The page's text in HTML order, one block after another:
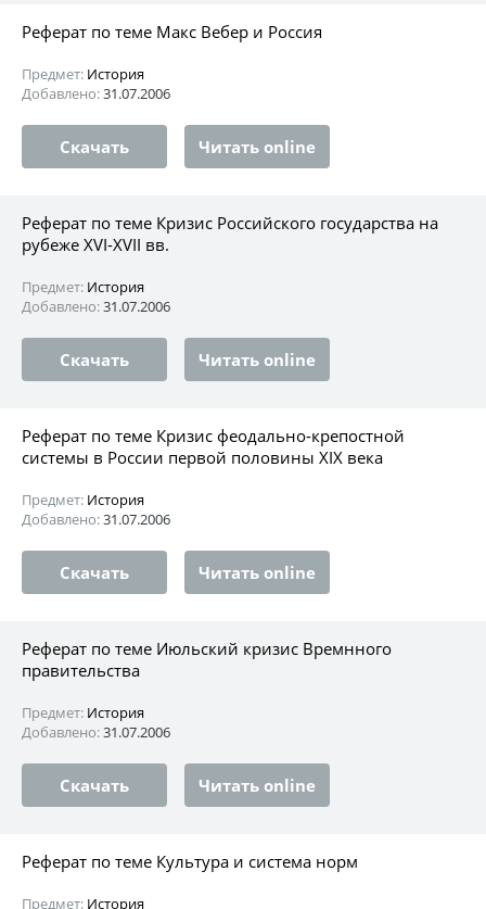
Реферат по теме Макс Вебер и Россия
Предмет: История
Добавлено:31.07.2006
Скачать Читать online
Реферат по теме Кризис Российского государства на
рубеже XVI-XVII вв.
Предмет: История
Добавлено:31.07.2006
Скачать Читать online
Реферат по теме Кризис феодально-крепостной
системы в России первой половины XIX века
Предмет: История
Добавлено:31.07.2006
Скачать Читать online
Реферат по теме Июльский кризис Времнного
правительства
Предмет: История
Добавлено:31.07.2006
Скачать Читать online
Реферат по теме Культура и система норм
Предмет: История